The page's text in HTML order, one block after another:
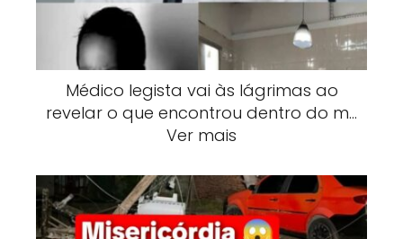
Médico legista vai às lágrimas ao
revelar o que encontrou dentro do m…
Ver mais